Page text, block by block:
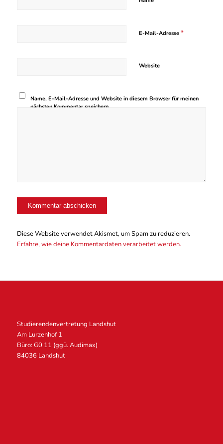
E-Mail-Adresse *
Website
Name, E-Mail-Adresse und Website in diesem Browser für meinen
nächsten Kommentar speichern.
Diese Website verwendet Akismet, um Spam zu reduzieren.
Erfahre, wie deine Kommentardaten verarbeitet werden.
Studierendenvertretung Landshut
Am Lurzenhof 1
Büro: G0 11 (ggü. Audimax)
84036 Landshut